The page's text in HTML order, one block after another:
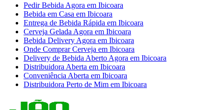
Pedir Bebida Agora em Ibicoara
Bebida em Casa em Ibicoara
Entrega de Bebida Rápida em Ibicoara
Cerveja Gelada Agora em Ibicoara
Bebida Delivery Agora em Ibicoara
Onde Comprar Cerveja em Ibicoara
Delivery de Bebida Aberto Agora em Ibicoara
Distribuidora Aberta em Ibicoara
Conveniência Aberta em Ibicoara
Distribuidora Perto de Mim em Ibicoara